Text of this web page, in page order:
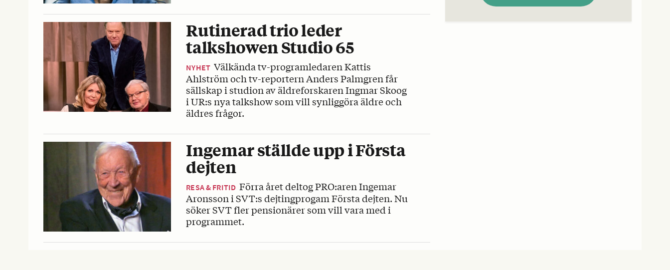
Rutinerad trio leder
talkshowen Studio 65
NYHET Välkända tv-programledaren Kattis
Ahlström och tv-reportern Anders Palmgren får
sällskap i studion av äldreforskaren Ingmar Skoog
i UR:s nya talkshow som vill synliggöra äldre och
äldres frågor.
Ingemar ställde upp i Första
dejten
RESA & FRITID Förra året deltog PRO:aren Ingemar
Aronsson i SVT:s dejtingprogam Första dejten. Nu
söker SVT fler pensionärer som vill vara med i
programmet.